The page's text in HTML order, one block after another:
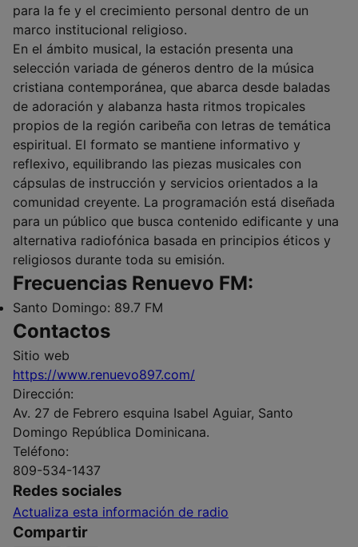
para la fe y el crecimiento personal dentro de un
marco institucional religioso.
En el ámbito musical, la estación presenta una
selección variada de géneros dentro de la música
cristiana contemporánea, que abarca desde baladas
de adoración y alabanza hasta ritmos tropicales
propios de la región caribeña con letras de temática
espiritual. El formato se mantiene informativo y
reflexivo, equilibrando las piezas musicales con
cápsulas de instrucción y servicios orientados a la
comunidad creyente. La programación está diseñada
para un público que busca contenido edificante y una
alternativa radiofónica basada en principios éticos y
religiosos durante toda su emisión.
Frecuencias Renuevo FM:
Santo Domingo: 89.7 FM
Contactos
Sitio web
https://www.renuevo897.com/
Dirección:
Av. 27 de Febrero esquina Isabel Aguiar, Santo
Domingo República Dominicana.
Teléfono:
809-534-1437​
Redes sociales
Actualiza esta información de radio
Compartir